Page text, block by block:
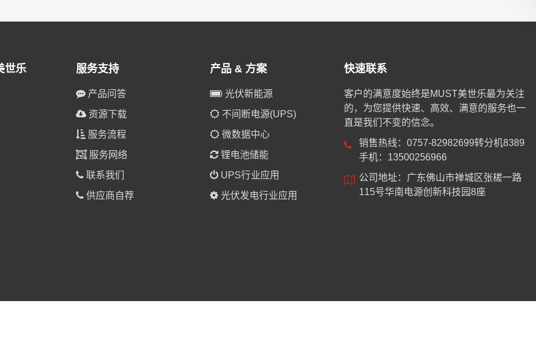
世乐 服务支持
产品问答
资源下载
服务流程
服务网络
联系我们
供应商自荐
产品 & 方案
光伏新能源
不间断电源(UPS)
微数据中心
锂电池储能
UPS行业应用
光伏发电行业应用
快速联系
客户的满意度始终是MUST美世乐最为关注
的，为您提供快速、高效、满意的服务也一
直是我们不变的信念。
销售热线：0757-82982699转分机8389
手机：13500256966
公司地址：广东佛山市禅城区张槎一路
115号华南电源创新科技园8座